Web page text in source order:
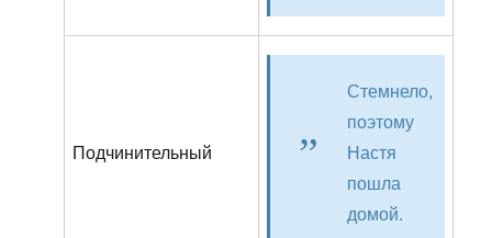
Подчинительный
Стемнело,
поэтому
Настя
пошла
домой.